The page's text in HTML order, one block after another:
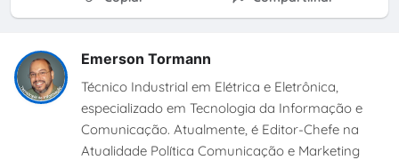
Emerson Tormann
Técnico Industrial em Elétrica e Eletrônica,
especializado em Tecnologia da Informação e
Comunicação. Atualmente, é Editor-Chefe na
Atualidade Política Comunicação e Marketing